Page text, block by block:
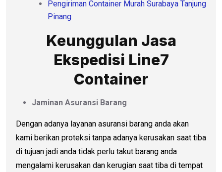
Pengiriman Container Murah Surabaya Tanjung
Pinang
Keunggulan Jasa
Ekspedisi Line7
Container
Jaminan Asuransi Barang
Dengan adanya layanan asuransi barang anda akan
kami berikan proteksi tanpa adanya kerusakan saat tiba
di tujuan jadi anda tidak perlu takut barang anda
mengalami kerusakan dan kerugian saat tiba di tempat